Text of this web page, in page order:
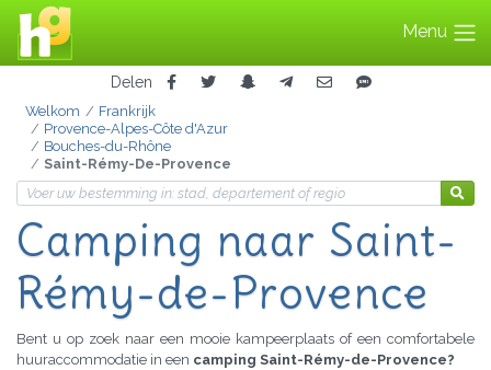
Menu
Delen
Welkom
Frankrijk
Provence-Alpes-Côte d'Azur
Bouches-du-Rhône
Saint-Rémy-De-Provence
Camping naar Saint-
Rémy-de-Provence
Bent u op zoek naar een mooie kampeerplaats of een comfortabele
huuraccommodatie in een camping Saint-Rémy-de-Provence?